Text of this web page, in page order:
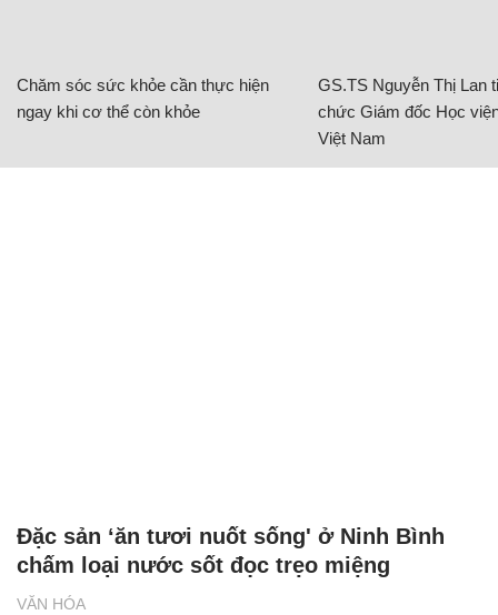
Chăm sóc sức khỏe cần thực hiện
ngay khi cơ thể còn khỏe
GS.TS Nguyễn Thị Lan
chức Giám đốc Học
Việt Nam
VĂN HÓA
Đặc sản ‘ăn tươi nuốt sống' ở Ninh Bình
chấm loại nước sốt đọc trẹo miệng